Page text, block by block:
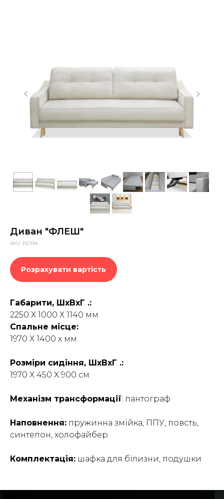
Диван "ФЛЕШ"
SKU: PD134
Розрахувати вартість
Габарити, ШхВхГ .:
2250 Х 1000 Х 1140 мм
Спальне місце:
1970 Х 1400 х мм
Розміри сидіння, ШхВхГ .:
1970 Х 450 Х 900 см
Механізм трансформації: пантограф
Наповнення: пружинна змiйка, ППУ, повсть,
синтепон, холофайбер
Комплектація: шафка для білизни, подушки